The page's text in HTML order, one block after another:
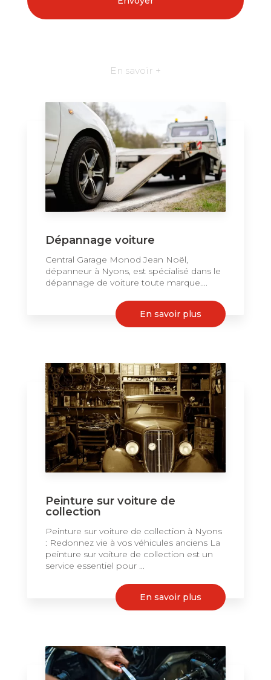
En savoir +
Dépannage voiture
Central Garage Monod Jean Noël,
dépanneur à Nyons, est spécialisé dans le
dépannage de voiture toute marque....
En savoir plus
Peinture sur voiture de
collection
Peinture sur voiture de collection à Nyons
: Redonnez vie à vos véhicules anciens La
peinture sur voiture de collection est un
service essentiel pour ...
En savoir plus